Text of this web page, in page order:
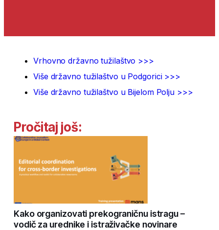
Vrhovno državno tužilaštvo >>>
Više državno tužilaštvo u Podgorici >>>
Više državno tužilaštvo u Bijelom Polju >>>
Pročitaj još:
Kako organizovati prekograničnu istragu –
vodič za urednike i istraživačke novinare